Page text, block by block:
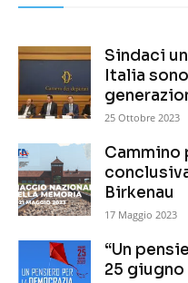
Sindaci
Italia
25 Ottobre 2023
Cammino
Birkenau
17 Maggio 2023
“Un
25 giugno